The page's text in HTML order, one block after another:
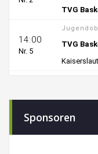
Sponsoren